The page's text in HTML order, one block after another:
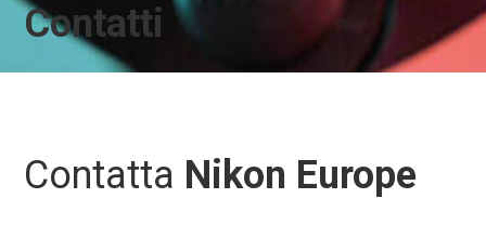
Contatti
Contatta Nikon Europe